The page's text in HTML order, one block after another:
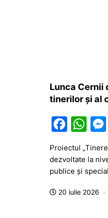
Lunca Cernii
tinerilor și al
F
c
e
b
W
h
at
s
A
Proiectul
dezvoltate la
publice și
20 iulie 2026